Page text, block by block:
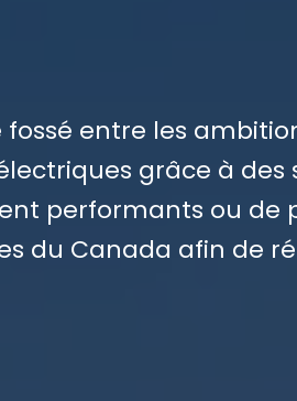
entre les
grâce à des
performants ou de
du Canada afin de